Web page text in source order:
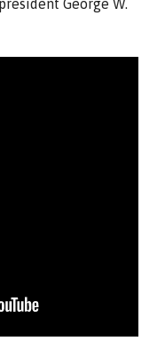
George W.